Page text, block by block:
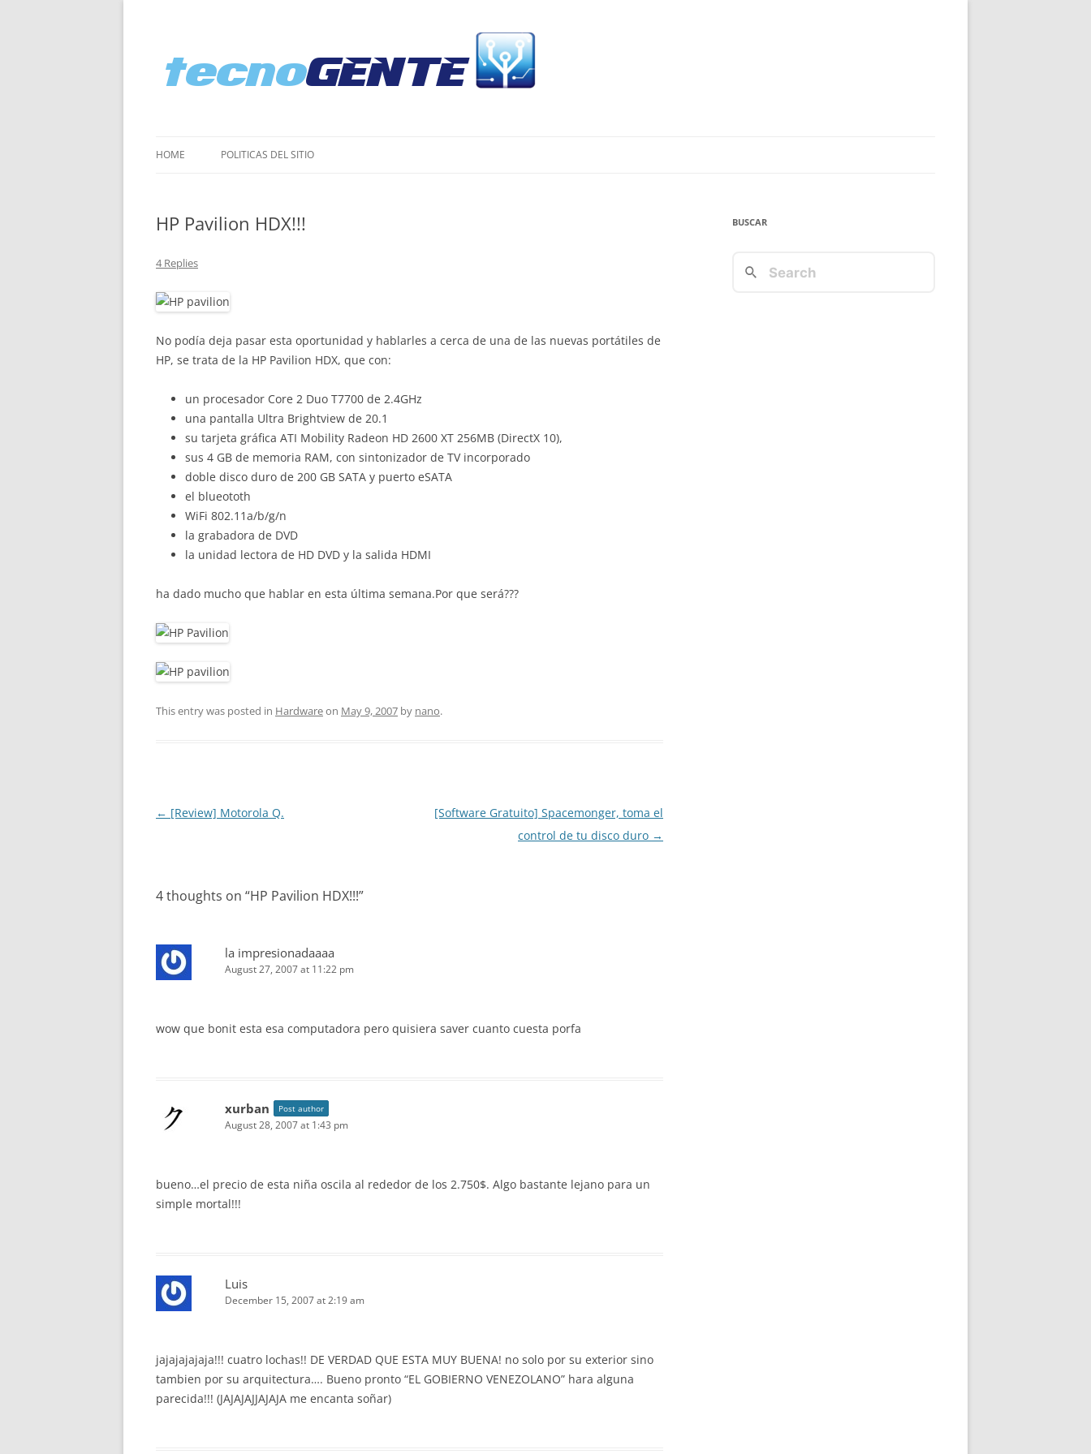
HOME POLI­TICAS DEL SITIO
HP Pavilion HDX!!!
4 Replies
No podía deja pasar esta oportunidad y hablarles a cerca de una de las nuevas portátiles de
HP, se trata de la HP Pavilion HDX, que con:
un procesador Core 2 Duo T7700 de 2.4GHz
una pantalla Ultra Brightview de 20.1
su tarjeta gráfica ATI Mobility Radeon HD 2600 XT 256MB (DirectX 10),
sus 4 GB de memoria RAM, con sintonizador de TV incorporado
doble disco duro de 200 GB SATA y puerto eSATA
el blueototh
WiFi 802.11a/b/g/n
la grabadora de DVD
la unidad lectora de HD DVD y la salida HDMI
ha dado mucho que hablar en esta última semana.Por que será???
This entry was posted in Hardwareon May 9, 2007 by nano.
Post
← [Review] Motorola Q.
[Software Gratuito] Spacemonger, toma el
control de tu disco duro →
4 thoughts on “HP Pavilion HDX!!!”
la impresionadaaaa
August 27, 2007 at 11:22 pm
wow que bonit esta esa computadora pero quisiera saver cuanto cuesta porfa
xurban Post author
August 28, 2007 at 1:43 pm
bueno…el precio de esta niña oscila al rededor de los 2.750$. Algo bastante lejano para un
simple mortal!!!
Luis
December 15, 2007 at 2:19 am
jajajajajaja!!! cuatro lochas!! DE VERDAD QUE ESTA MUY BUENA! no solo por su exterior sino
tambien por su arquitectura…. Bueno pronto “EL GOBIERNO VENEZOLANO” hara alguna
parecida!!! (JAJAJAJJAJAJA me encanta soñar)
BUSCAR